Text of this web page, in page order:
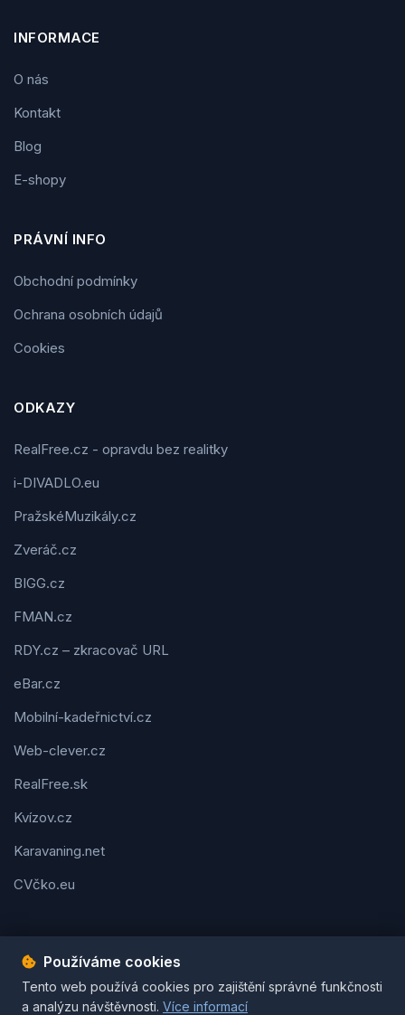
INFORMACE
O nás
Kontakt
Blog
E-shopy
PRÁVNÍ INFO
Obchodní podmínky
Ochrana osobních údajů
Cookies
ODKAZY
RealFree.cz - opravdu bez realitky
i-DIVADLO.eu
PražskéMuzikály.cz
Zveráč.cz
BIGG.cz
FMAN.cz
RDY.cz – zkracovač URL
eBar.cz
Mobilní-kadeřnictví.cz
Web-clever.cz
RealFree.sk
Kvízov.cz
Karavaning.net
CVčko.eu
Podmínky použitíOchrana osobních údajůCookies
© 2026 Tipy-na-dárek.cz. Všechna práva vyhrazena. | Vytvořil
Používáme cookies
Tento web používá cookies pro zajištění správné funkčnosti
a analýzu návštěvnosti. Více informací